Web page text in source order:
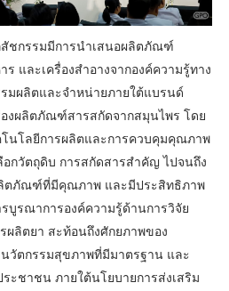
สัชกรรมมีการนำเสนอผลิตภัณฑ์
และเครื่องสำอางจากองค์ความรู้ทาง
มผลิตและจำหน่ายภายใต้แบรนด์
องผลิตภัณฑ์สารสกัดจากสมุนไพร โดย
โนโลยีการผลิตและการควบคุมคุณภาพ
กวัตถุดิบ การสกัดสารสำคัญ ไปจนถึง
ลิตภัณฑ์ที่มีคุณภาพ และมีประสิทธิภาพ
บูรณาการองค์ความรู้ด้านการวิจัย
ผลิตยา สะท้อนถึงศักยภาพของ
วัตกรรมสุขภาพที่มีมาตรฐาน และ
ะชาชน ภายใต้นโยบายการส่งเสริม